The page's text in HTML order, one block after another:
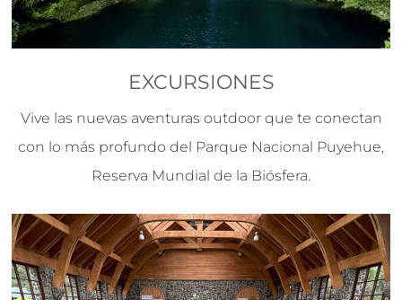
EXCURSIONES
Vive las nuevas aventuras outdoor que te conectan
con lo más profundo del Parque Nacional Puyehue,
Reserva Mundial de la Biósfera.